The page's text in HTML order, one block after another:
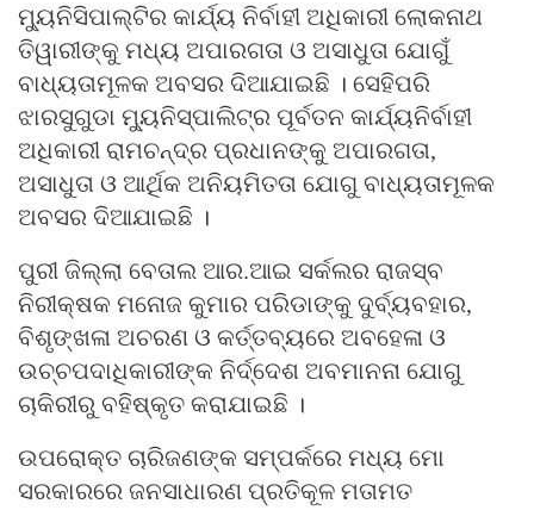
ମ୍ୟୁନିସିପାଲ୍‌ଟିର କାର୍ଯ୍ୟ ନିର୍ବାହୀ ଅଧିକାରୀ ଲୋକନାଥ
ତିୱାରୀଙ୍କୁ ମଧ୍ୟ ଅପାରଗତା ଓ ଅସାଧୁତା ଯୋଗୁଁ
ବାଧ୍ୟତାମୂଳକ ଅବସର ଦିଆଯାଇଛି । ସେହିପରି
ଝାରସୁଗୁଡା ମ୍ୟୁନିସ୍‌ପାଲିଟ୍‌ର ପୂର୍ବତନ କାର୍ଯ୍ୟନିର୍ବାହୀ
ଅଧିକାରୀ ରାମଚନ୍ଦ୍ର ପ୍ରଧାନଙ୍କୁ ଅପାରଗତା,
ଅସାଧୁତା ଓ ଆର୍ଥିକ ଅନିୟମିତତା ଯୋଗୁ ବାଧ୍ୟତାମୂଳକ
ଅବସର ଦିଆଯାଇଛି ।
ପୁରୀ ଜିଲ୍ଲା ବେତାଲ ଆର.ଆଇ ସର୍କଲର ରାଜସ୍ବ
ନିରୀକ୍ଷକ ମନୋଜ କୁମାର ପରିଡାଙ୍କୁ ଦୁର୍ବ୍ୟବହାର,
ବିଶୃଙ୍ଖଳା ଅଚରଣ ଓ କର୍ତ୍ତବ୍ୟରେ ଅବହେଳା ଓ
ଉଚ୍ଚପଦାଧିକାରୀଙ୍କ ନିର୍ଦ୍ଦେଶ ଅବମାନନା ଯୋଗୁ
ଚାକିରୀରୁ ବହିଷ୍କୃତ କରାଯାଇଛି ।
ଉପରୋକ୍ତ ଚାରିଜଣଙ୍କ ସମ୍ପର୍କରେ ମଧ୍ୟ ମୋ
ସରକାରରେ ଜନସାଧାରଣ ପ୍ରତିକୂଳ ମତାମତ